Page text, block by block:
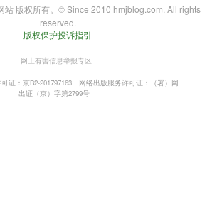
站 版权所有。© Since 2010 hmjblog.com. All rights
reserved.
版权保护投诉指引
网上有害信息举报专区
证：京B2-201797163
网络出版服务许可证：（署）网
出证（京）字第2799号